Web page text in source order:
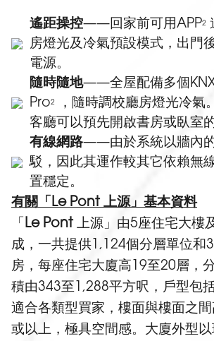
遙距操控——回家前可用APP2
房燈光及冷氣預設模式，出門
電源。
隨時隨地——全屋配備多個
Pro2
，隨時調校廳房燈光冷氣
客廳可以預先開啟書房或臥室
有線網路——由於系統以牆內
駁，因此其運作較其它依賴無
置穩定。
有關「Le Pont 上源」基本資料
「Le Pont上源」由5座住宅大樓
成，一共提供1,124個分層單位和
房，每座住宅大廈高19至20層，
積由343至1,288平方呎，戶型包
適合各類型買家，樓面與樓面之
或以上，極具空間感。大廈外型